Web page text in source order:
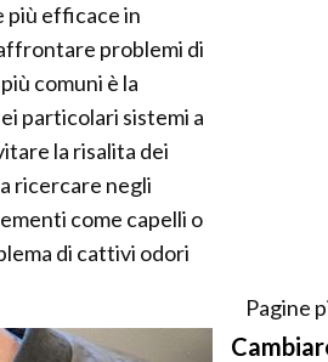
più efficace in
problemi di
comuni è la
particolari sistemi a
la risalita dei
ricercare negli
come capelli o
di cattivi odori
Pagine